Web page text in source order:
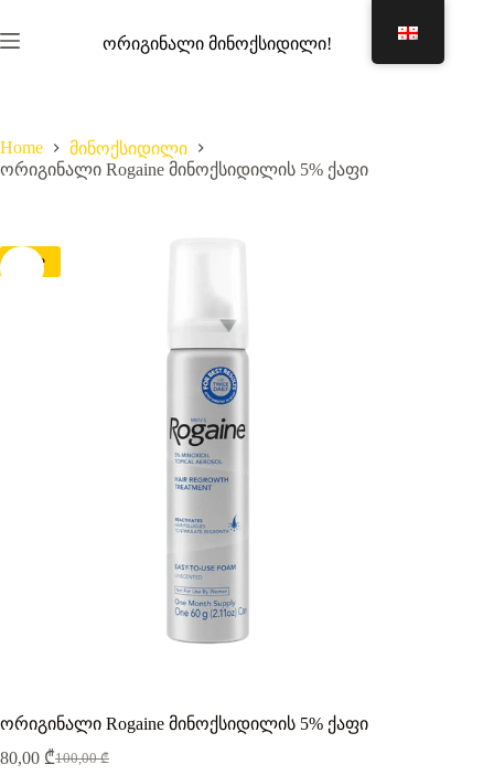
content
ორიგინალი მინოქსიდილი!
cart
Home
მინოქსიდილი
ორიგინალი Rogaine მინოქსიდილის 5% ქაფი
Sale
ორიგინალი Rogaine მინოქსიდილის 5% ქაფი
100,00₾
Original
80,00 ₾Current